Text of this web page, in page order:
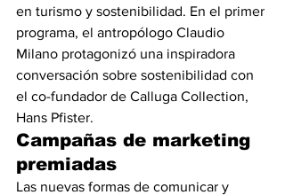
en turismo y sostenibilidad. En el primer
programa, el antropólogo Claudio
Milano protagonizó una inspiradora
conversación sobre sostenibilidad con
el co-fundador de Calluga Collection,
Hans Pfister.
Campañas de marketing
premiadas
Las nuevas formas de comunicar y